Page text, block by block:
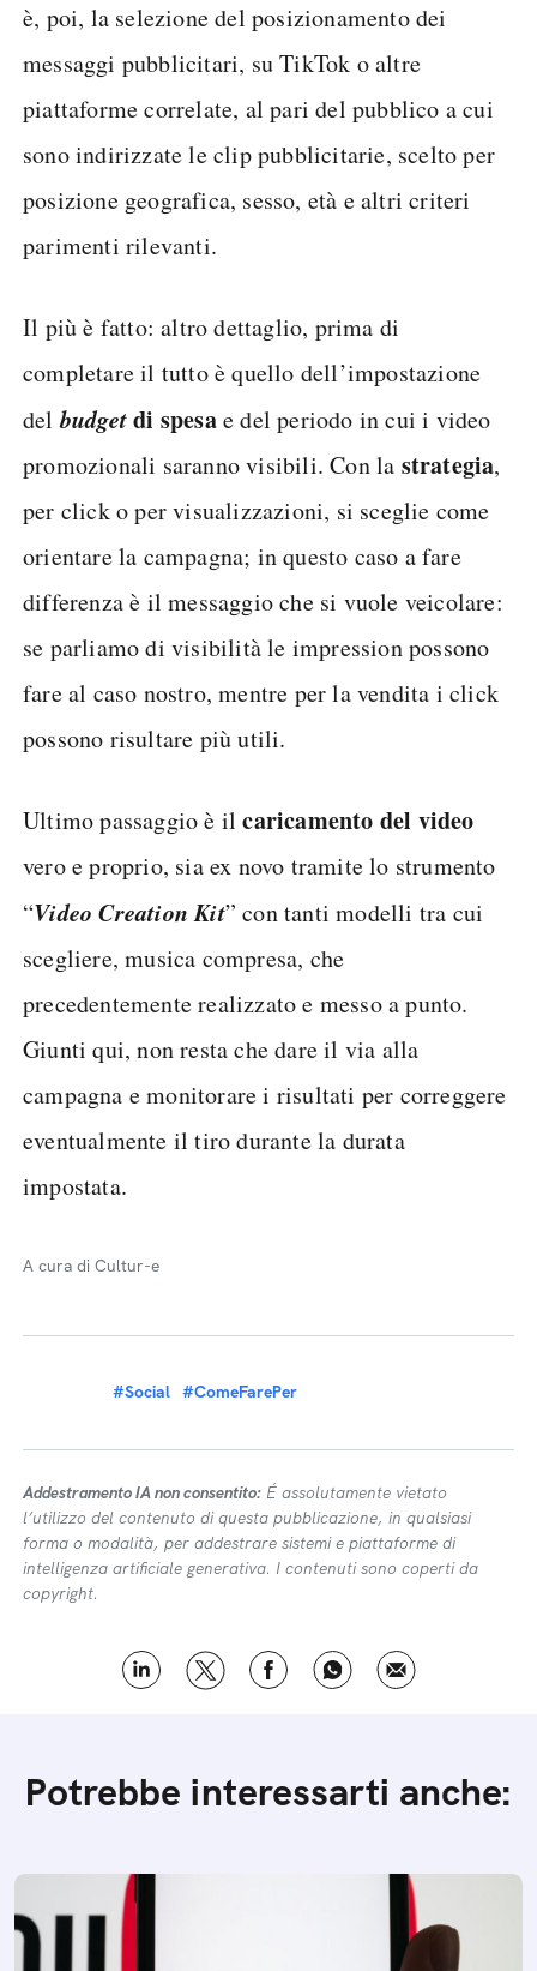
è, poi, la selezione del posizionamento dei
messaggi pubblicitari, su TikTok o altre
piattaforme correlate, al pari del pubblico a cui
sono indirizzate le clip pubblicitarie, scelto per
posizione geografica, sesso, età e altri criteri
parimenti rilevanti.
Il più è fatto: altro dettaglio, prima di
completare il tutto è quello dell’impostazione
delbudgetdi spesae del periodo in cui i video
promozionali saranno visibili. Con la strategia,
per click o per visualizzazioni, si sceglie come
orientare la campagna; in questo caso a fare
differenza è il messaggio che si vuole veicolare:
se parliamo di visibilità le impression possono
fare al caso nostro, mentre per la vendita i click
possono risultare più utili.
Ultimo passaggio è ilcaricamento del video
vero e proprio, sia ex novo tramite lo strumento
“Video Creation Kit” con tanti modelli tra cui
scegliere, musica compresa, che
precedentemente realizzato e messo a punto.
Giunti qui, non resta che dare il via alla
campagna e monitorare i risultati per correggere
eventualmente il tiro durante la durata
impostata.
A cura di Cultur-e
#Social #ComeFarePer
Addestramento IA non consentito: É assolutamente vietato
l’utilizzo del contenuto di questa pubblicazione, in qualsiasi
forma o modalità, per addestrare sistemi e piattaforme di
intelligenza artificiale generativa. I contenuti sono coperti da
copyright.
Potrebbe interessarti anche: